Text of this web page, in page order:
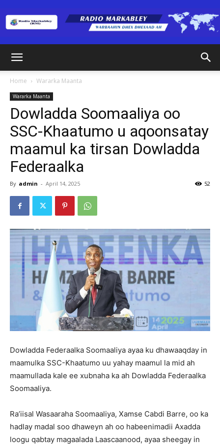
(RM)
Home Wararka Maanta
Wararka Maanta
Dowladda Soomaaliya oo
SSC-Khaatumo u aqoonsatay
maamul ka tirsan Dowladda
Federaalka
By admin - April 14, 2025 52
Dowladda Federaalka Soomaaliya ayaa ku dhawaaqday in
maamulka SSC-Khaatumo uu yahay maamul la mid ah
maamullada kale ee xubnaha ka ah Dowladda Federaalka
Soomaaliya.
Ra’iisal Wasaaraha Soomaaliya, Xamse Cabdi Barre, oo ka
hadlay madal soo dhaweyn ah oo habeenimadii Axadda
loogu qabtay magaalada Laascaanood, ayaa sheegay in